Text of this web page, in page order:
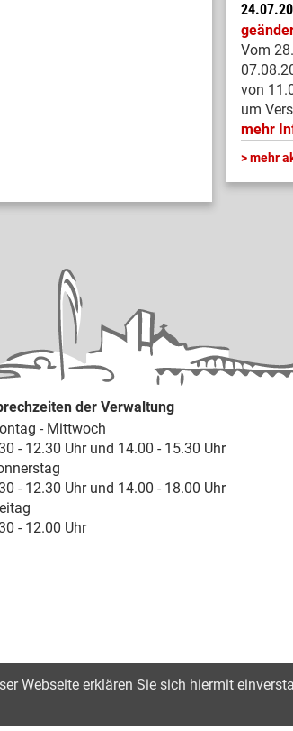
Vom
von
um
mehr
mehr
der Verwaltung
- Mittwoch
- 12.30 Uhr und 14.00 - 15.30 Uhr
- 12.30 Uhr und 14.00 - 18.00 Uhr
- 12.00 Uhr
Webseite erklären Sie sich hiermit